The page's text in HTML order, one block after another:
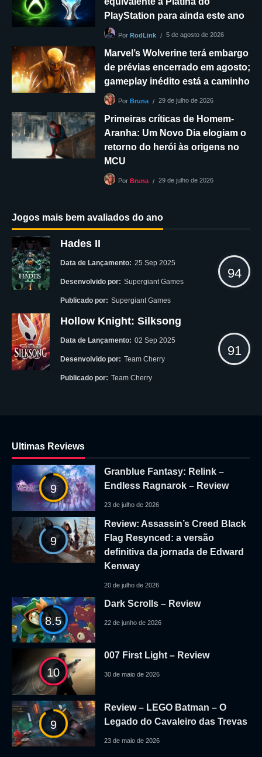
PlayStation para ainda este ano
Por RodLink 5 de agosto de 2026
Marvel’s Wolverine terá embargo
de prévias encerrado em agosto;
gameplay inédito está a caminho
Por Bruna 29 de julho de 2026
Primeiras críticas de Homem-
Aranha: Um Novo Dia elogiam o
retorno do herói às origens no
MCU
Por Bruna 29 de julho de 2026
Jogos mais bem avaliados do ano
Hades II
Data de Lançamento: 25 Sep 2025
Desenvolvido por: Supergiant Games
Publicado por: Supergiant Games
94
Hollow Knight: Silksong
Data de Lançamento: 02 Sep 2025
Desenvolvido por: Team Cherry
Publicado por: Team Cherry
91
Ultimas Reviews
9
Granblue Fantasy: Relink –
Endless Ragnarok – Review
23 de julho de 2026
9
Review: Assassin’s Creed Black
Flag Resynced: a versão
definitiva da jornada de Edward
Kenway
20 de julho de 2026
8.5
Dark Scrolls – Review
22 de junho de 2026
10
007 First Light – Review
30 de maio de 2026
9
Review – LEGO Batman – O
Legado do Cavaleiro das Trevas
23 de maio de 2026